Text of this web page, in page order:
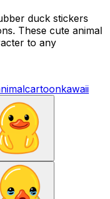
duck stickers
These cute animal
to any
cartoonkawaii